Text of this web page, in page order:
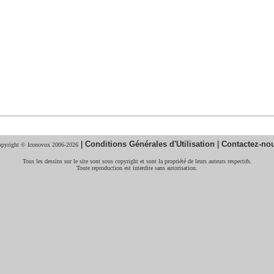
© Iconovox 2006-2026 | Conditions Générales d'Utilisation | Contactez-
Tous les dessins sur le site sont sous copyright et sont la propriété de leurs auteurs respectifs.
Toute reproduction est interdite sans autorisation.